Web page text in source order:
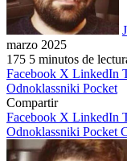
marzo 2025
175 5 minutos de
Facebook X LinkedIn
Odnoklassniki Pocket
Compartir
Facebook X LinkedIn
Odnoklassniki Pocket